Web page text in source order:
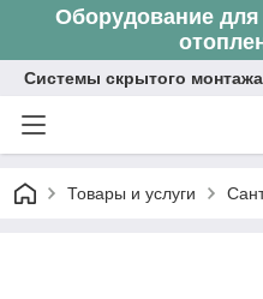
Оборудование
Системы скрытого
Товары и услуги